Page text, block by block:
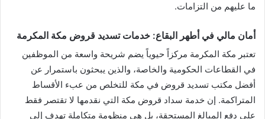
ما عليهم من التزامات.
أمان مالي في أطهر البقاع: خدمات تسديد قروض مكة المكرمة
تعتبر مكة المكرمة مركزاً حيوياً يضم شريحة واسعة من الموظفين
في القطاعات الحكومية والخاصة، والذين يبحثون باستمرار عن
أفضل مكتب تسديد قروض في مكة للتخلص من عبء الأقساط
المتراكمة. إن خدمة سداد قروض مكة التي نقدمها لا تقتصر فقط
على دفع المبالغ المستحقة، بل هي منظومة متكاملة تهدف إلى